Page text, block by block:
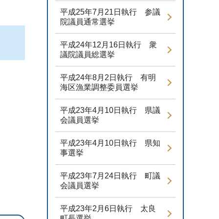
平成25年7月21日執行 参議
院議員通常選挙
平成24年12月16日執行 衆
議院議員総選挙
平成24年8月2日執行 有明
海区漁業調整委員選挙
平成23年4月10日執行 県議
会議員選挙
平成23年4月10日執行 県知
事選挙
平成23年7月24日執行 町議
会議員選挙
平成23年2月6日執行 太良